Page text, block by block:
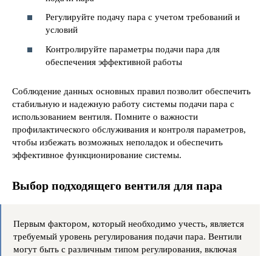
Регулируйте подачу пара с учетом требований и
условий
Контролируйте параметры подачи пара для
обеспечения эффективной работы
Соблюдение данных основных правил позволит обеспечить
стабильную и надежную работу системы подачи пара с
использованием вентиля. Помните о важности
профилактического обслуживания и контроля параметров,
чтобы избежать возможных неполадок и обеспечить
эффективное функционирование системы.
Выбор подходящего вентиля для пара
Первым фактором, который необходимо учесть, является
требуемый уровень регулирования подачи пара. Вентили
могут быть с различным типом регулирования, включая